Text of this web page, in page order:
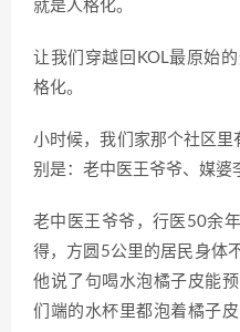
就是人格化。
让我们穿越回KOL最原始
格化。
小时候，我们家那个社区里
别是：老中医王爷爷、媒婆
老中医王爷爷，行医50余
得，方圆5公里的居民身体
他说了句喝水泡橘子皮能
们端的水杯里都泡着橘子